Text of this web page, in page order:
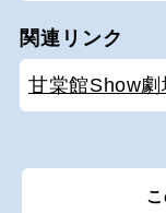
関連リンク
甘棠館Show劇